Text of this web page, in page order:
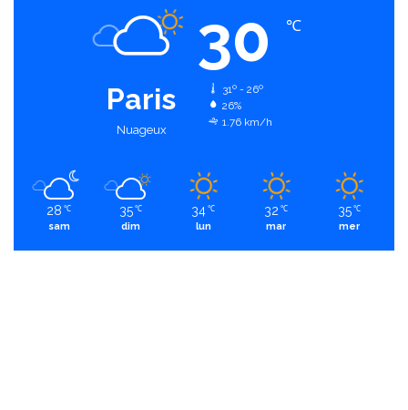
Paris
Nuageux
30 ℃
31º - 26º
26%
1.76 km/h
28 ℃
sam
35 ℃
dim
34 ℃
lun
32 ℃
mar
35 ℃
mer